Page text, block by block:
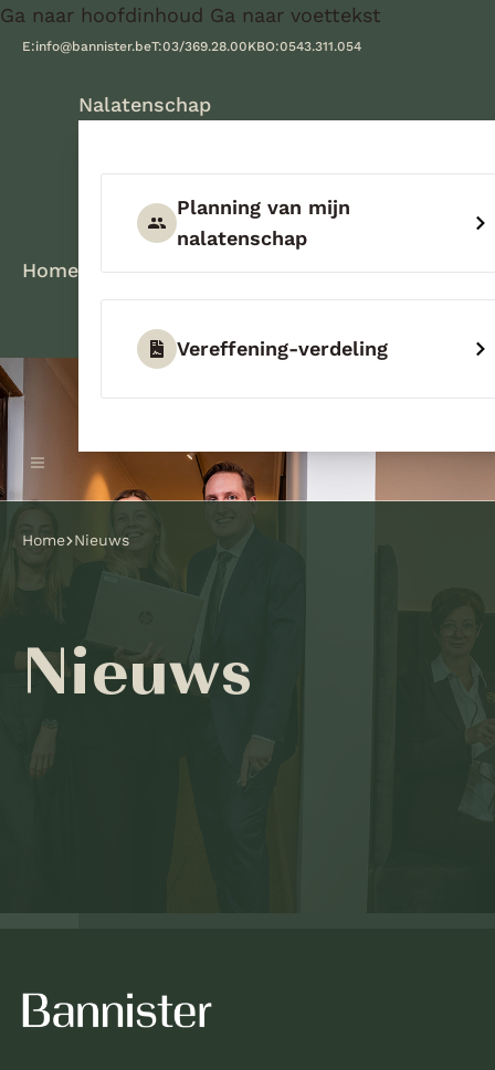
Ga naar hoofdinhoud Ga naar voettekst
E:info@bannister.beT:03/369.28.00KBO:0543.311.054
Home
Nalatenschap
Planning van mijn
nalatenschap
Vereffening-verdeling
Home Nieuws
Nieuws